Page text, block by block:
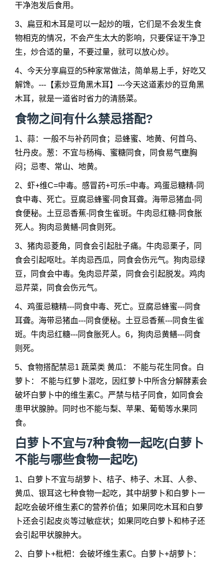
干净泡发后食用。
3、扁豆和木耳是可以一起炒的哦，它们是不会发生食
物相克的情况，不会产生太大的影响，只要保证干净卫
生，炒合适的量，不要过量，就可以放心炒。
4、今天分享扁豆的5种家常做法，简单易上手，好吃又
解馋。---【素炒豆角黑木耳】---今天这道素炒的豆角黑
木耳，就是一道省时省力的清肠菜。
食物之间有什么禁忌搭配?
1、蒜：一般不与补药同食；忌蜂蜜、地黄、何首乌、
牡丹皮。葱：不宜与杨梅、蜜糖同食，同食易气壅胸
闷；忌枣、常山、地黄。
2、虾+维C=中毒。感冒药+可乐=中毒。鸡蛋忌糖精-同
食中毒、死亡。豆腐忌蜂蜜-同食耳聋。海带忌猪血-同
食便秘。土豆忌香蕉-同食生雀斑。牛肉忌红糖-同食胀
死人。狗肉忌黄鳝-同食则死。
3、猪肉忌菱角，同食会引起肚子痛。牛肉忌栗子，同
食会引起呕吐。羊肉忌西瓜，同食会伤元气。狗肉忌绿
豆，同食会中毒。兔肉忌芹菜，同食会引起脱发。鸡肉
忌芹菜，同食会伤元气。
4、鸡蛋忌糖精---同食中毒、死亡。豆腐忌蜂蜜---同食
耳聋。海带忌猪血---同食便秘。土豆忌香蕉---同食生雀
斑。牛肉忌红糖---同食胀死人。6，狗肉忌黄鳝---同食
则死。
5、食物搭配禁忌1 蔬菜类 黄瓜： 不能与花生同食。白
萝卜： 不能与红萝卜混吃，因红萝卜中所含分解酵素会
破坏白萝卜中的维生素C。严禁与桔子同食，如同食会
患甲状腺肿。同时也不能与梨、苹果、葡萄等水果同
食。
白萝卜不宜与7种食物一起吃(白萝卜
不能与哪些食物一起吃)
1、白萝卜不宜与胡萝卜、桔子、柿子、木耳、人参、
黄瓜、银耳这七种食物一起吃，其中胡萝卜和白萝卜一
起吃会破坏维生素C的营养价值；如果同吃木耳和白萝
卜还会引起皮炎等过敏症状；如果同吃白萝卜和柿子还
会引起甲状腺肿大。
2、白萝卜+枇杷：会破坏维生素C。白萝卜+胡萝卜：